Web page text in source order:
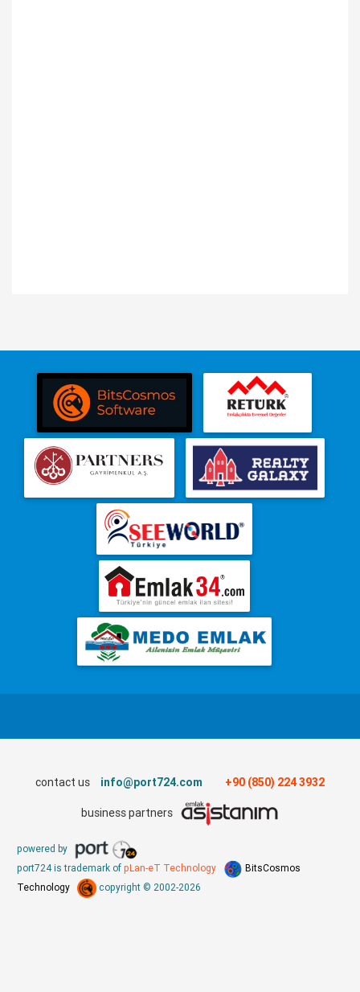
contact us info@port724.com +90 (850) 224 3932
business partners
powered by
port724 is trademark of pLan-eT Technology
BitsCosmos
Technology
copyright © 2002-2026